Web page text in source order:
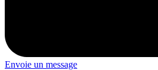
Envoie un message